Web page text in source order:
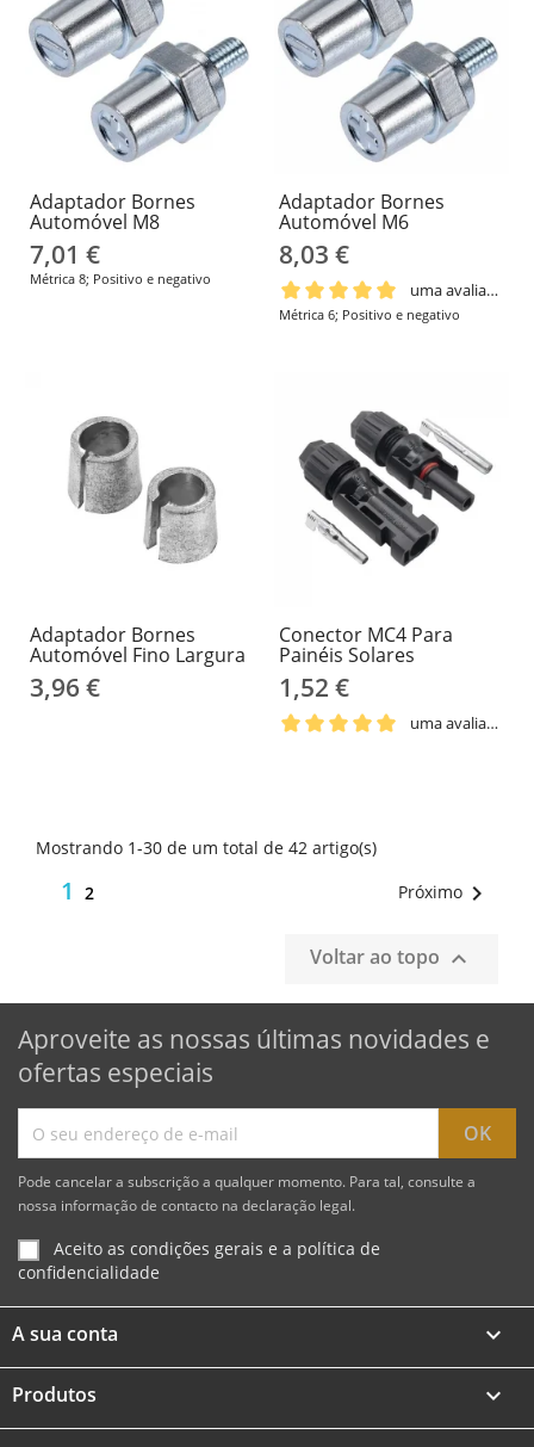
Adaptador Bornes
Automóvel M8
7,01 €
Métrica 8; Positivo e negativo
Adaptador Bornes
Automóvel M6
8,03 €
uma avaliação
Métrica 6; Positivo e negativo
Adaptador Bornes
Automóvel Fino Largura
3,96 €
Conector MC4 Para
Painéis Solares
1,52 €
uma avaliação
Mostrando 1-30 de um total de 42 artigo(s)
1 2 Próximo 
Voltar ao topo 
Aproveite as nossas últimas novidades e
ofertas especiais
Pode cancelar a subscrição a qualquer momento. Para tal, consulte a
nossa informação de contacto na declaração legal.
Aceito as condições gerais e a política de
confidencialidade
A sua conta 
Produtos 